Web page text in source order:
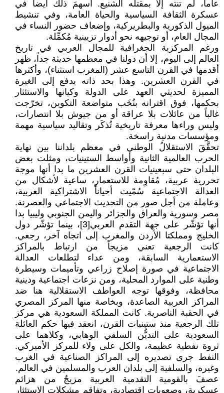
عاماً، لم تنته إلا بمقتله الشنيع. أسهمَ ذلك أيضاً في
عسكرة الثقافة السياسية والحياة العامة، وفي تنشيط
الميول الذكورية والبطريركية، وإضعاف حضور النساء في
المجال العام، أو توجيهه نحو أدوار تزيينية مُكمِّلة.
ورغم المركزية الجغرافية للمجال العربي في تاريخ
العالم إلى اليوم، إلا أن دولنا في معظمها حديثة جداً، ظهر
أقدمها في القرن التاسع عشر (المغرب استثناء)، وأكثرها
في القرن العشرين. وهذا بحد ذاته يدفع إلى الغيرة
المميزة لحديثي العهد على الدولة وكيانها والاستئثار
بحكمها، فوق اقترانه بنُخَب متواضعة التكوين، تخرّجت
غالباً من عائلات بلا عراقة أو من جيوش بلا انتصارات،
وليس وراءها معرفة تاريخية تُذكَر وتقاليد سياسية مهمة
ومؤسسات مدنية راسخة.
تحقَّقَ الاستقلالُ الوطني في معظم بلداننا بين نهاية
الحرب العالمية الثانية وأواسط الستينيات، ومثلت بعض
البلدان حتى سبعينيات القرن العشرين ما بدا أنها موجة
تحررية عربية، مُقاوِمة للاستعمار، ساعية لأشكال من
العدالة الاجتماعية سُمّيت أحياناً الاشتراكية العربية،
وعاملة من أجل صور من التحديث الاجتماعي والعصرنة.
مصر وسورية والعراق والجزائر واليمن الجنوبي وليبيا بدا
أنها تؤشّر على جهة التقدم العربي[3]، بينما تؤشّر دول
الخليج ومملكتا الأردن والمغرب إلى اتجاه آخر، رجعي.
كانت الرجعية تعني مزيجاً من ارتباط بالمراكز
الاستعمارية السابقة، ومن عداء لتطلعات العدالة
الاجتماعية في صورة إصلاح زراعي وتأميمات وسيطرة
وطنية على الموارد المحلية، ومن نزعات اجتماعية ودينية
محافظة، وفوقها توجه العواطف الاستقلالية هنا ضد
المراكز العربية الصاعدة، وبخاصة منها المركز المصري
في الحقبة الناصرية. كانت المملكة السعودية هي مركز
تلك الرجعية منذ ستينيات القرن، انعقد فيها حكم العائلة
السعودية على التديُّن السلفي الوهابي، وكلاهما على
ثروة نفطية عظيمة، والكل على ولاء للمركز الأميركي.
النفط جرى تصديره إلى المراكز الصناعية في الغرب
وغيره، والسلفية إلى بلدان العرب والمسلمين في العالم.
عصفَ بالقومية التقدمية العربية مزيجٌ من هزائم
عسكرية، وصعوبات اقتصادية، وتفاقم مشكلات الاستئثار